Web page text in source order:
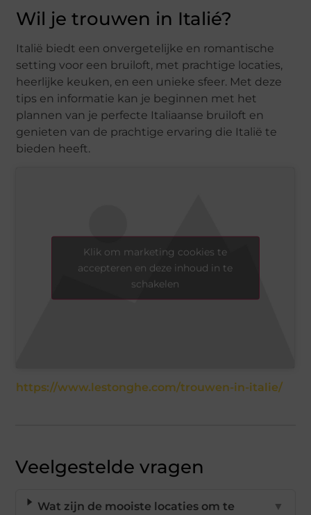
Wil je trouwen in Italié?
Italië biedt een onvergetelijke en romantische
setting voor een bruiloft, met prachtige locaties,
heerlijke keuken, en een unieke sfeer. Met deze
tips en informatie kan je beginnen met het
plannen van je perfecte Italiaanse bruiloft en
genieten van de prachtige ervaring die Italië te
bieden heeft.
Klik om marketing cookies te
accepteren en deze inhoud in te
schakelen
https://www.lestonghe.com/trouwen-in-italie/
Veelgestelde vragen
Wat zijn de mooiste locaties om te
▼